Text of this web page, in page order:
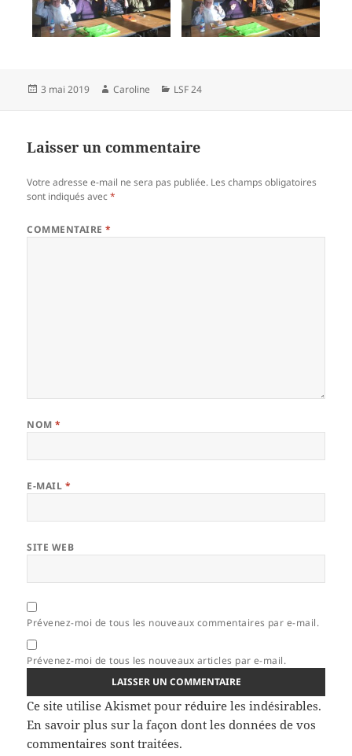
Publié
3 mai 2019 Auteur
Caroline Catégories
LSF 24
Laisser un commentaire
Votre adresse e-mail ne sera pas publiée. Les champs obligatoires
sont indiqués avec*
COMMENTAIRE*
NOM*
E-MAIL *
SITE WEB
Prévenez-moi de tous les nouveaux commentaires par e-mail.
Prévenez-moi de tous les nouveaux articles par e-mail.
Ce site utilise Akismet pour réduire les indésirables.
En savoir plus sur la façon dont les données de vos
commentaires sont traitées.